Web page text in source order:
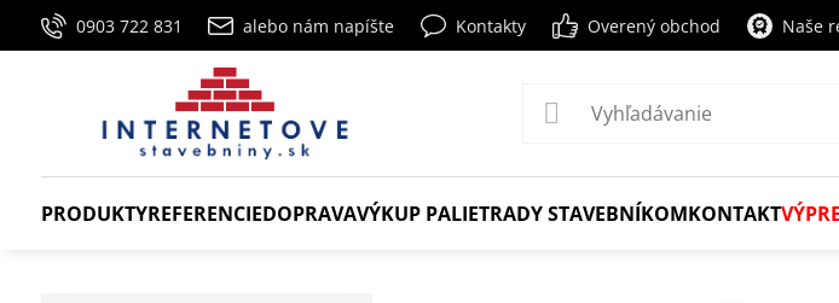
0903 722 831 alebo nám napíšte Kontakty Overený obchod Naše
PRODUKTYREFERENCIEDOPRAVAVÝKUP PALIETRADY STAVEBNÍKOMKONTAKT